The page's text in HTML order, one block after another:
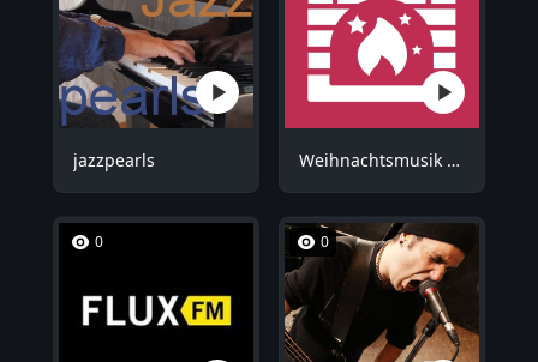
jazzpearls Weihnachtsmusik - Kuschel Weihnachten
0 0